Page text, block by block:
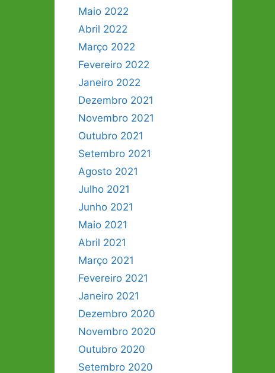
Maio 2022
Abril 2022
Março 2022
Fevereiro 2022
Janeiro 2022
Dezembro 2021
Novembro 2021
Outubro 2021
Setembro 2021
Agosto 2021
Julho 2021
Junho 2021
Maio 2021
Abril 2021
Março 2021
Fevereiro 2021
Janeiro 2021
Dezembro 2020
Novembro 2020
Outubro 2020
Setembro 2020